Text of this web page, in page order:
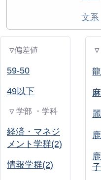
文系
▽偏差値
59-50
49以下
▽ 学部 ・学科
経済・マネジ
メント学群(2)
情報学群(2)
▽